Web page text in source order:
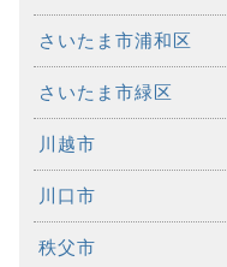
さいたま市浦和区
さいたま市緑区
川越市
川口市
秩父市